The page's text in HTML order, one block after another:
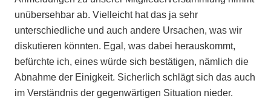
unübersehbar ab. Vielleicht hat das ja sehr
unterschiedliche und auch andere Ursachen, was wir
diskutieren könnten. Egal, was dabei herauskommt,
befürchte ich, eines würde sich bestätigen, nämlich die
Abnahme der Einigkeit. Sicherlich schlägt sich das auch
im Verständnis der gegenwärtigen Situation nieder.